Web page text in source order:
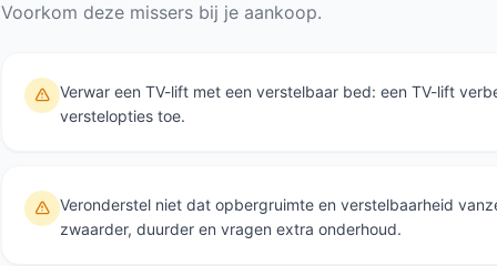
Voorkom deze missers bij je aankoop.
Verwar een TV-lift met een verstelbaar bed: een TV-lift
verstelopties toe.
Veronderstel niet dat opbergruimte en verstelbaarheid
zwaarder, duurder en vragen extra onderhoud.